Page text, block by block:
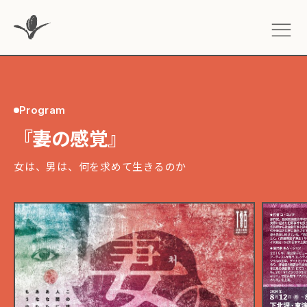
Program
『妻の感覚』
女は、男は、何を求めて生きるのか